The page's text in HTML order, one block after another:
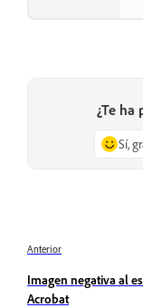
¿Te ha
Sí,
Anterior
Imagen negativa al
Acrobat